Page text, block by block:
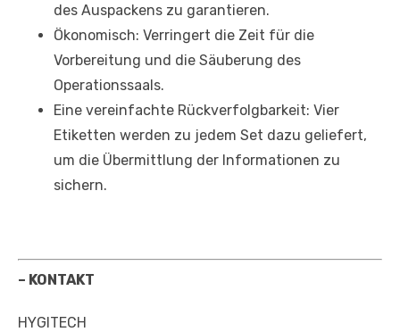
des Auspackens zu garantieren.
Ökonomisch: Verringert die Zeit für die
Vorbereitung und die Säuberung des
Operationssaals.
Eine vereinfachte Rückverfolgbarkeit: Vier
Etiketten werden zu jedem Set dazu geliefert,
um die Übermittlung der Informationen zu
sichern.
– KONTAKT
HYGITECH